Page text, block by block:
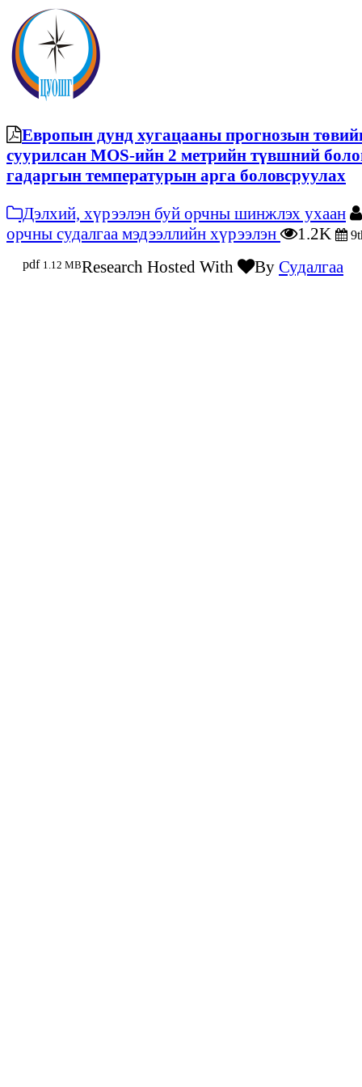
Европын дунд хугацааны прогнозын
суурилсан MOS-ийн 2 метрийн түвшний
гадаргын температурын арга боловсруулах
Дэлхий, хүрээлэн буй орчны шинжлэх ухаан
орчны судалгаа мэдээллийн хүрээлэн
1.2K
pdf 1.12 MBResearch Hosted With By Судалгаа